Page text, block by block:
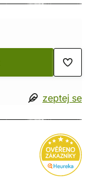
zeptej se